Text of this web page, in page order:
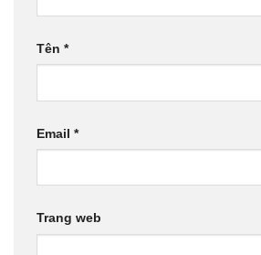
Tên *
Email *
Trang web